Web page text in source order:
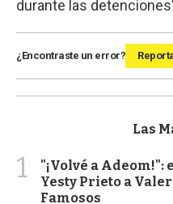
durante las
¿Encontraste un error?
Las
1
"¡Volvé a
Yesty Prieto a
Famosos